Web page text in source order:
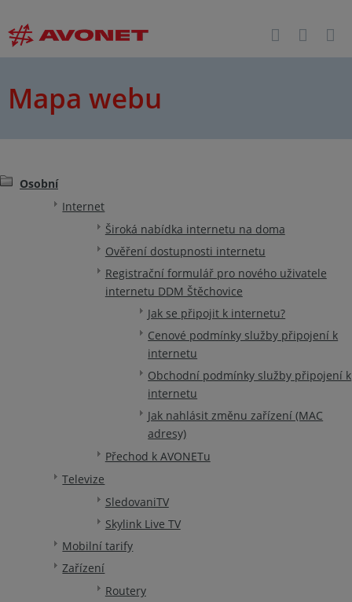
Mapa webu
Osobní
Internet
Široká nabídka internetu na doma
Ověření dostupnosti internetu
Registrační formulář pro nového uživatele
internetu DDM Štěchovice
Jak se připojit k internetu?
Cenové podmínky služby připojení k
internetu
Obchodní podmínky služby připojení k
internetu
Jak nahlásit změnu zařízení (MAC
adresy)
Přechod k AVONETu
Televize
SledovaniTV
Skylink Live TV
Mobilní tarify
Zařízení
Routery